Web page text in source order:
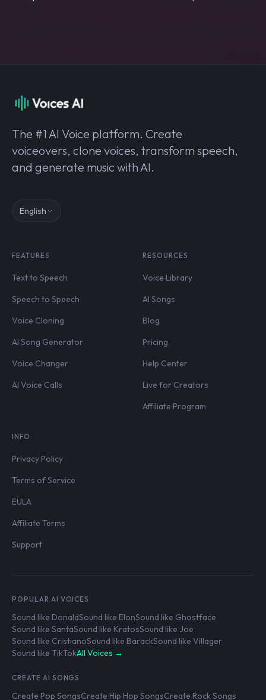
The #1 AI Voice platform. Create
voiceovers, clone voices, transform speech,
and generate music with AI.
English
FEATURES
Text to Speech
Speech to Speech
Voice Cloning
AI Song Generator
Voice Changer
AI Voice Calls
RESOURCES
Voice Library
AI Songs
Blog
Pricing
Help Center
Live for Creators
Affiliate Program
INFO
Privacy Policy
Terms of Service
EULA
Affiliate Terms
Support
POPULAR AI VOICES
Sound like DonaldSound like ElonSound like Ghostface
Sound like SantaSound like KratosSound like Joe
Sound like CristianoSound like BarackSound like Villager
Sound like TikTokAll Voices →
CREATE AI SONGS
Create Pop SongsCreate Hip Hop SongsCreate Rock Songs